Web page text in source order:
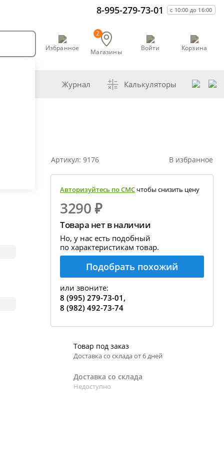
8-995-279-73-01 с 10:00 до 16:00
Избранное Магазины
2
Войти
Корзина
Журнал Калькуляторы
перегонка спирта-сырца
абсолютного спирта и отбора голов
показаний ареометра
и испарение сусла
алкоголя в пиве
В избранное
Артикул: 9176
Авторизуйтесь по СМС чтобы снизить цену
3290 ₽
Товара нет в наличии
Но, у нас есть подобный
по характеристикам товар.
Подобрать похожий
или звоните:
8 (995) 279-73-01,
8 (982) 492-73-74
Товар под заказ
Доставка со склада от 6 дней
Доставка со склада
Недоступно